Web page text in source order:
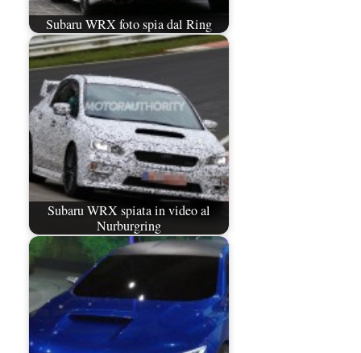
Subaru WRX foto spia dal Ring
Subaru WRX spiata in video al
Nurburgring